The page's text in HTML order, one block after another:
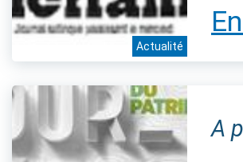
Actualité
A